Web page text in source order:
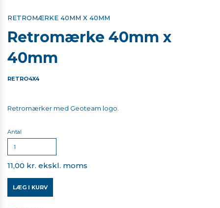
RETROMÆRKE 40MM X 40MM
Retromærke 40mm x
40mm
RETRO4X4
Retromærker med Geoteam logo.
Antal
11,00 kr. ekskl. moms
LÆG I KURV